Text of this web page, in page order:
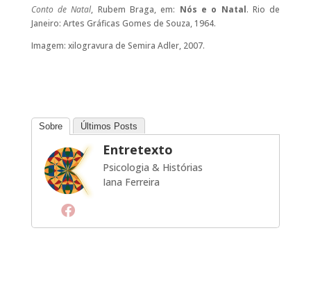
Conto de Natal, Rubem Braga, em: Nós e o Natal. Rio de
Janeiro: Artes Gráficas Gomes de Souza, 1964.
Imagem: xilogravura de Semira Adler, 2007.
Sobre Últimos Posts
Entretexto
Psicologia & Histórias
Iana Ferreira